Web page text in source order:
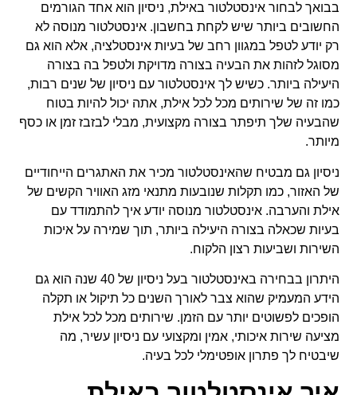
בבואך לבחור אינסטלטור באילת, ניסיון הוא אחד הגורמים
החשובים ביותר שיש לקחת בחשבון. אינסטלטור מנוסה לא
רק יודע לטפל במגוון רחב של בעיות אינסטלציה, אלא הוא גם
מסוגל לזהות את הבעיה בצורה מדויקת ולטפל בה בצורה
היעילה ביותר. כשיש לך אינסטלטור עם ניסיון של שנים רבות,
כמו זה של שירותים מכל לכל אילת, אתה יכול להיות בטוח
שהבעיה שלך תיפתר בצורה מקצועית, מבלי לבזבז זמן או כסף
מיותר.
ניסיון גם מבטיח שהאינסטלטור מכיר את האתגרים הייחודיים
של האזור, כמו תקלות שנובעות מתנאי מזג האוויר הקשים של
אילת והערבה. אינסטלטור מנוסה יודע איך להתמודד עם
בעיות שכאלה בצורה היעילה ביותר, תוך שמירה על איכות
השירות ושביעות רצון הלקוח.
היתרון בבחירה באינסטלטור בעל ניסיון של 40 שנה הוא גם
הידע המעמיק שהוא צבר לאורך השנים כל תיקול או תקלה
הופכים לפשוטים יותר עם הזמן. שירותים מכל לכל אילת
מציעה שירות איכותי, אמין ומקצועי עם ניסיון עשיר, מה
שיבטיח לך פתרון אופטימלי לכל בעיה.